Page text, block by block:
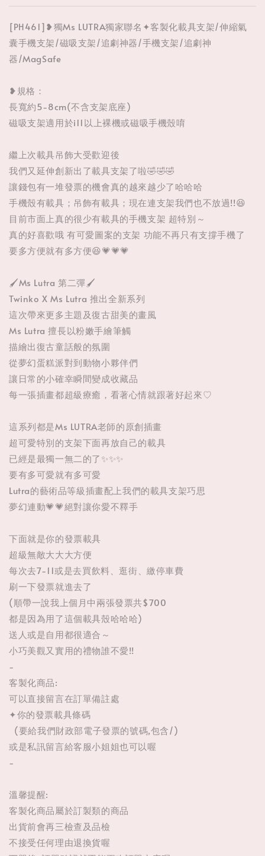
[PH461]❥獨Ms LUTRA獨家聯名✦客製化載具支架/伸縮氣
囊手機支架/磁吸支架/追劇神器/手機支架/追劇神
器/MagSafe
❥規格：
長寬約5-8cm(不含支架底座)
磁吸支架適用於i11以上裸機或磁吸手機殼唷
繼上次載具吊飾大受歡迎後
我們又延伸創新出了載具支架了啦🤣🤣🤣
讓錢包有一堆發票的機會真的越來越少了哈哈哈
手機殼有載具；吊飾有載具；現在連支架我們也不放過!!😆
目前市面上真的很少有載具的手機支架 超特別～
真的好喜歡哦 有可愛圖案的支架 功能不再只有支撐手機了
要多方便就有多方便😆💗💗💗
🖌️Ms Lutra 第二彈🖌️
Twinko X Ms Lutra 推出全新系列
這次帶來更多主題及復古甜美的畫風
Ms Lutra 擅長以粉嫩手繪筆觸
描繪出復古童話般的氛圍
從夢幻蛋糕派對到動物小夥伴們
讓日常的小確幸瞬間變成收藏品
每一張插畫都超級療癒，看著心情就跟著好起來♡
這系列都是Ms LUTRA老師的原創插畫
超可愛特別的支架下面再放自己的載具
已經是最獨一無二的了✨✨✨
要有多可愛就有多可愛
Lutra的藝術品等級插畫配上我們的載具支架巧思
夢幻連動💗💗絕對讓你愛不釋手
下面就是你的發票載具
超級無敵大大大方便
每次去7-11或是去買飲料、逛街、繳停車費
刷一下發票就進去了
(順帶一說我上個月中兩張發票共$700
都是因為用了這個載具殼哈哈哈)
送人或是自用都很適合～
小巧美觀又實用的禮物誰不愛!!
-
客製化商品:
可以直接留言在訂單備註處
✦你的發票載具條碼
(要給我們財政部電子發票的號碼,包含/)
或是私訊留言給客服小姐姐也可以喔
-
溫馨提醒:
客製化商品屬於訂製類的商品
出貨前會再三檢查及品檢
不接受任何理由退換貨喔